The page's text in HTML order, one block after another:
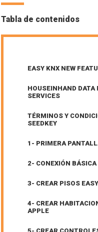
Tabla de contenidos
EASY KNX NEW
HOUSEINHAND DATA
SERVICES
TÉRMINOS Y
SEEDKEY
1- PRIMERA
2- CONEXIÓN
3- CREAR PISOS
4- CREAR
APPLE